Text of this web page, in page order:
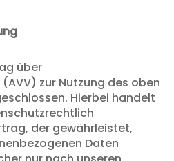
über
zur Nutzung des oben
Hierbei handelt
der gewährleistet,
Daten